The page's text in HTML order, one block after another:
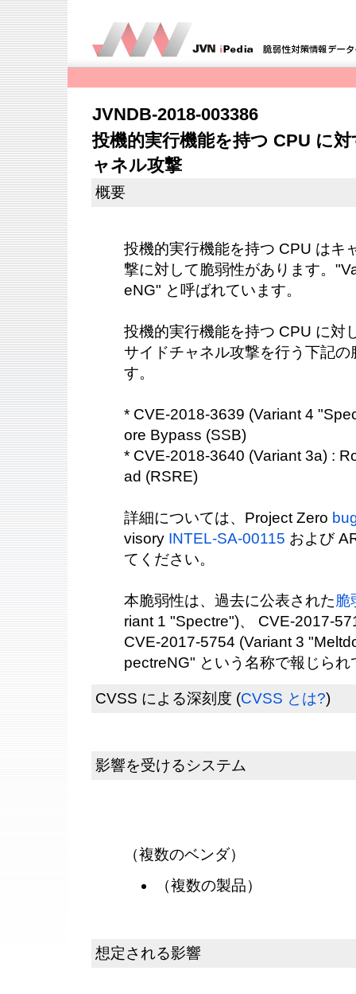
JVNDB-2018-003386
投機的実行機能を持つ CPU に
ャネル攻撃
概要
投機的実行機能を持つ CPU はキ
撃に対して脆弱性があります。
eNG" と呼ばれています。
投機的実行機能を持つ CPU に対
サイドチャネル攻撃を行う下記
す。
* CVE-2018-3639 (Variant 4
ore Bypass (SSB)
* CVE-2018-3640 (Variant 3a) :
ad (RSRE)
詳細については、Project Zero
visory INTEL-SA-00115 および
てください。
本脆弱性は、過去に公表された脆
riant 1 "Spectre")、 CVE-2017-
CVE-2017-5754 (Variant 3
pectreNG" という名称で報じられ
CVSS による深刻度 (CVSS とは?)
影響を受けるシステム
（複数のベンダ）
（複数の製品）
想定される影響